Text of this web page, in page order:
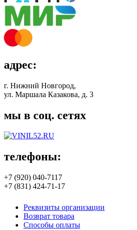
адрес:
г. Нижний Новгород,
ул. Маршала Казакова, д. 3
мы в соц. сетях
телефоны:
+7 (920) 040-7117
+7 (831) 424-71-17
Реквизиты организации
Возврат товара
Способы оплаты